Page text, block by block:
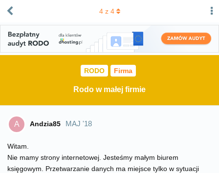
RODO Firma
Rodo w małej firmie
4z 4
A Andzia85 MAJ '18
Witam.
Nie mamy strony internetowej. Jesteśmy małym biurem
księgowym. Przetwarzanie danych ma miejsce tylko w sytuacji